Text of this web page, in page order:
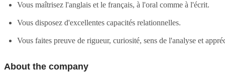
Vous maîtrisez l'anglais et le français, à l'oral comme à l'écrit.
Vous disposez d'excellentes capacités relationnelles.
Vous faites preuve de rigueur, curiosité, sens de l'analyse et
About the company